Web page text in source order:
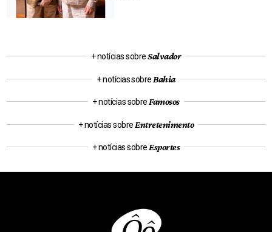
+ notícias sobreSalvador
+ notícias sobre Bahia
+ notícias sobre Famosos
+ notícias sobre Entretenimento
+ notícias sobre Esportes